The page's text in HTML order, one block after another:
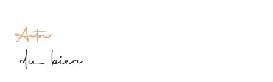
Autour
du bien